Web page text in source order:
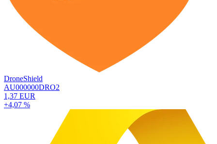
DroneShield
AU000000DRO2
1,37 EUR
+4,07 %